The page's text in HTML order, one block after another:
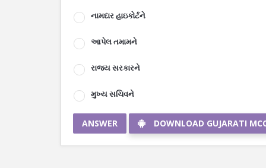
નામદાર હાઇકોર્ટને
આપેલ તમામને
રાજ્ય સરકારને
મુખ્ય સચિવને
ANSWER DOWNLOAD GUJARATI